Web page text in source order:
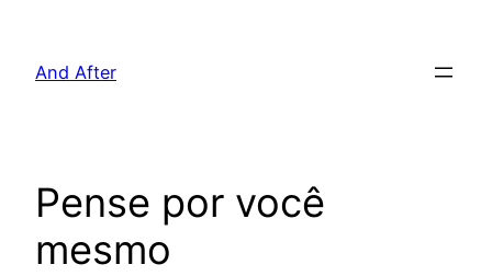
And After
Pense por você
mesmo